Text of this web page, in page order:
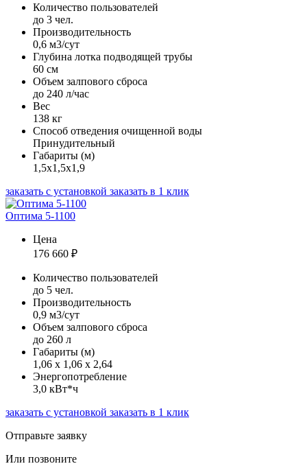
Количество пользователей
до 3 чел.
Производительность
0,6 м3/сут
Глубина лотка подводящей трубы
60 см
Объем залпового сброса
до 240 л/час
Вес
138 кг
Способ отведения очищенной воды
Принудительный
Габариты (м)
1,5х1,5х1,9
заказать с установкой заказать в 1 клик
Оптима 5-1100
Цена
176 660 ₽
Количество пользователей
до 5 чел.
Производительность
0,9 м3/сут
Объем залпового сброса
до 260 л
Габариты (м)
1,06 х 1,06 х 2,64
Энергопотребление
3,0 кВт*ч
заказать с установкой заказать в 1 клик
Отправьте заявку
Или позвоните